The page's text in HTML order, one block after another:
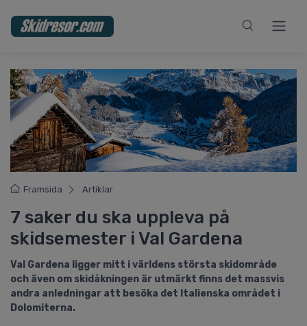
Framsida Artiklar
7 saker du ska uppleva på
skidsemester i Val Gardena
Val Gardena ligger mitt i världens största skidområde
och även om skidåkningen är utmärkt finns det massvis
andra anledningar att besöka det Italienska området i
Dolomiterna.